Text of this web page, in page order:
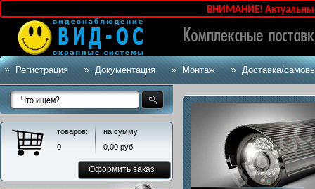
Регистрация Документация Монтаж Доставка/
ВНИМАНИЕ! Актуальные
товаров:
0
на сумму:
0,00 руб.
Оформить заказ